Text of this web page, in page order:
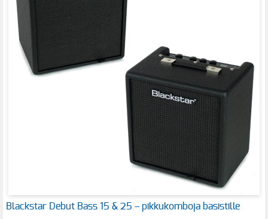
Blackstar Debut Bass 15 & 25 – pikkukomboja basistille